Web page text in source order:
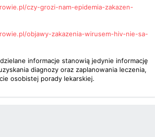
czy-grozi-nam-epidemia-zakazen-
objawy-zakazenia-wirusem-hiv-nie-sa-
informacje stanowią jedynie informację
diagnozy oraz zaplanowania leczenia,
osobistej porady lekarskiej.